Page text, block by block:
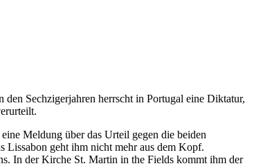
Sechzigerjahren herrscht in Portugal eine Diktatur,
Meldung über das Urteil gegen die beiden
Lissabon geht ihm nicht mehr aus dem Kopf.
In der Kirche St. Martin in the Fields kommt ihm der